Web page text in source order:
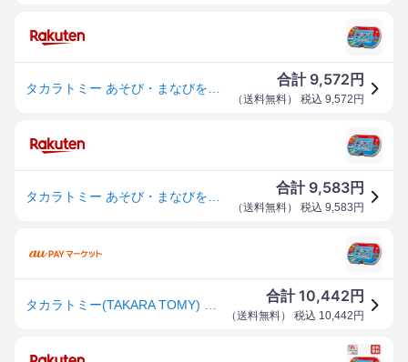
合計 9,572 円
（送料無料） 税込 9,572 円
合計 9,583円
（送料無料） 税込 9,583 円
合計10,442 円
（送料無料） 税込 10,442 円